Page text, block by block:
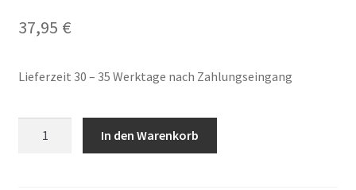
37,95 €
Lieferzeit 30 – 35 Werktage nach Zahlungseingang
In den Warenkorb